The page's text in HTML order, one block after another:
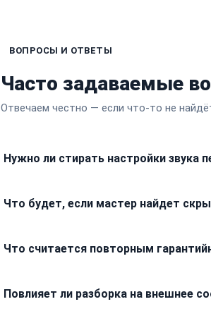
ВОПРОСЫ И ОТВЕТЫ
Часто задаваемые
Отвечаем честно — если что-то не
Нужно ли стирать настройки звука
останутся на месте. Мы не затрагиваем
Что будет, если мастер найдет
процессе разборки Pioneer
Что считается повторным
Например, если мы меняли тонарм и он
Повлияет ли разборка на внешнее